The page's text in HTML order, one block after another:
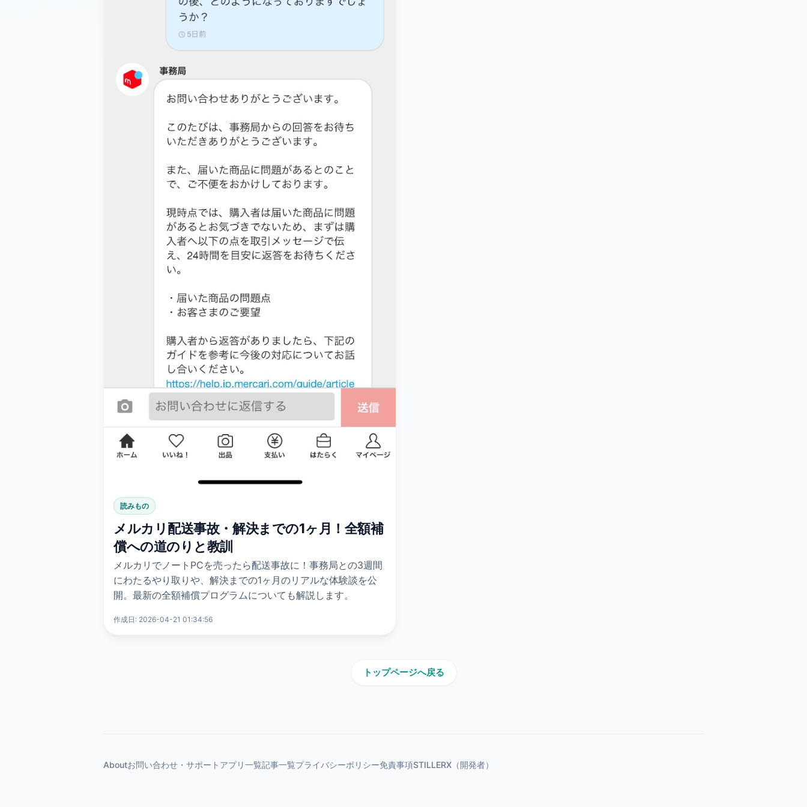
読みもの
メルカリ配送事故・解決までの1ヶ月！全額補
償への道のりと教訓
メルカリでノートPCを売ったら配送事故に！事務局との3週間
にわたるやり取りや、解決までの1ヶ月のリアルな体験談を公
開。最新の全額補償プログラムについても解説します。
作成日: 2026-04-21 01:34:56
トップページへ戻る
Aboutお問い合わせ・サポート アプリ一覧記事一覧プライバシーポリシー免責事項STILLERX（開発者）